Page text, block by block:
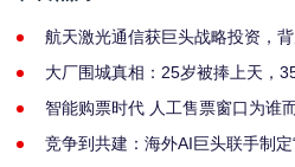
航天激光通信获巨头战略投资，
大厂围城真相：25岁被捧上天，
智能购票时代 人工售票窗口为谁
竞争到共建：海外AI巨头联手制定